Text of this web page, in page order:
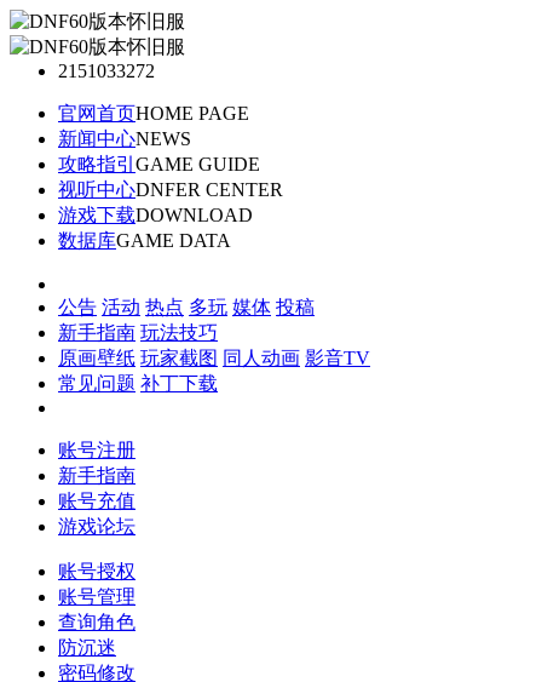
2151033272
官网首页HOME PAGE
新闻中心NEWS
攻略指引GAME GUIDE
视听中心DNFER CENTER
游戏下载DOWNLOAD
数据库GAME DATA
公告 活动 热点 多玩 媒体 投稿
新手指南 玩法技巧
原画壁纸 玩家截图 同人动画 影音TV
常见问题 补丁下载
账号注册
新手指南
账号充值
游戏论坛
账号授权
账号管理
查询角色
防沉迷
密码修改